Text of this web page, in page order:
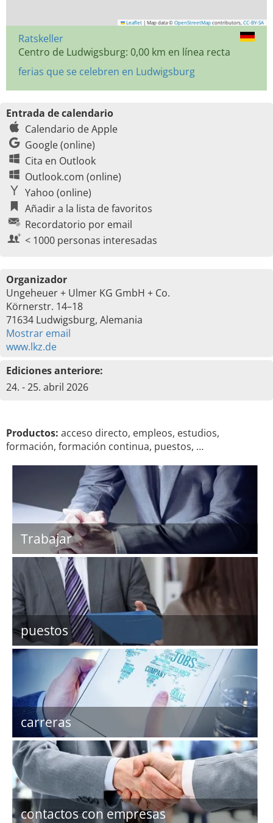
Leaflet | Map data © OpenStreetMap contributors, CC-BY-SA
Ratskeller
Centro de Ludwigsburg: 0,00 km en línea recta
ferias que se celebren en Ludwigsburg
Entrada de calendario
Calendario de Apple
Google (online)
Cita en Outlook
Outlook.com (online)
Yahoo (online)
Añadir a la lista de favoritos
Recordatorio por email
< 1000 personas interesadas
Organizador
Ungeheuer + Ulmer KG GmbH + Co.
Körnerstr. 14–18
71634 Ludwigsburg, Alemania
Mostrar email
www.lkz.de
Ediciones anteriore:
24. - 25. abril 2026
Productos: acceso directo, empleos, estudios,
formación, formación continua, puestos, …
Trabajar
puestos
carreras
contactos con empresas